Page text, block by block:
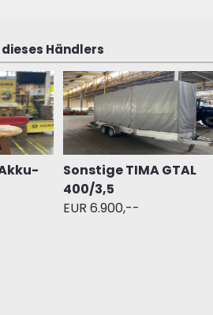
Händlers
Sonstige TIMA GTAL
400/3,5
EUR 6.900,--